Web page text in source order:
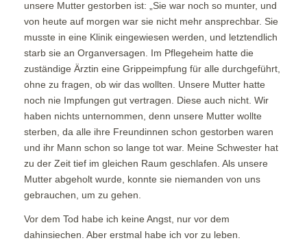
unsere Mutter gestorben ist: „Sie war noch so munter, und
von heute auf morgen war sie nicht mehr ansprechbar. Sie
musste in eine Klinik eingewiesen werden, und letztendlich
starb sie an Organversagen. Im Pflegeheim hatte die
zuständige Ärztin eine Grippeimpfung für alle durchgeführt,
ohne zu fragen, ob wir das wollten. Unsere Mutter hatte
noch nie Impfungen gut vertragen. Diese auch nicht. Wir
haben nichts unternommen, denn unsere Mutter wollte
sterben, da alle ihre Freundinnen schon gestorben waren
und ihr Mann schon so lange tot war. Meine Schwester hat
zu der Zeit tief im gleichen Raum geschlafen. Als unsere
Mutter abgeholt wurde, konnte sie niemanden von uns
gebrauchen, um zu gehen.
Vor dem Tod habe ich keine Angst, nur vor dem
dahinsiechen. Aber erstmal habe ich vor zu leben.